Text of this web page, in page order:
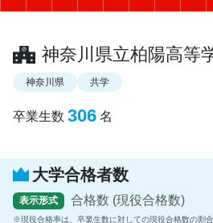
神奈川県立柏陽高等
神奈川県 共学
卒業生数 306 名
大学合格者数
表示形式 合格数 (現役合格数)
現役合格率は、卒業生数に対しての現役合格数の割合